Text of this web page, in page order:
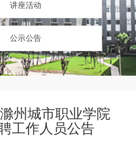
讲座活动
公示公告
州城市职业学院
工作人员公告